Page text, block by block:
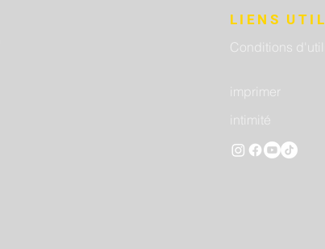
LIENS
Conditions
imprimer
intimité